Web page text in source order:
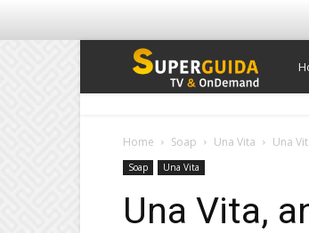
Home Soap Una Vita Una
Soap Una Vita
Una Vita,